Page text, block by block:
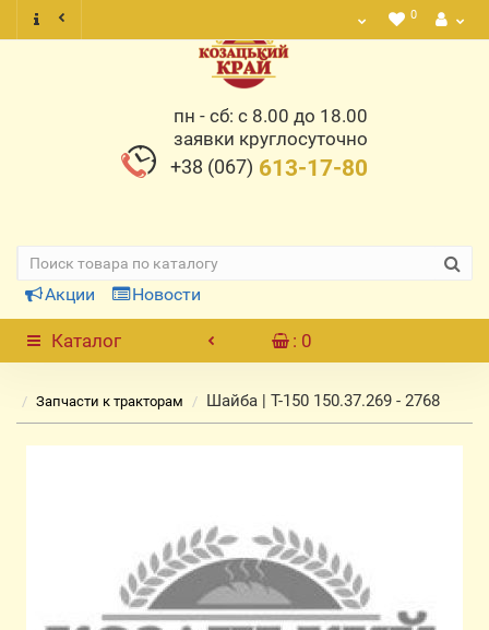
0
пн - сб: с 8.00 до 18.00
заявки круглосуточно
+38 (067) 613-17-80
Акции Новости
Каталог : 0
Запчасти к тракторам Шайба | Т-150 150.37.269 - 2768